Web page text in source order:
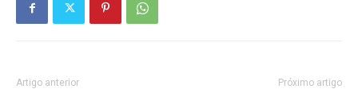
Artigo anterior Próximo artigo